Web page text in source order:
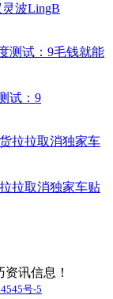
波LingB
试：9
拉取消独家车贴
讯信息！
号-5